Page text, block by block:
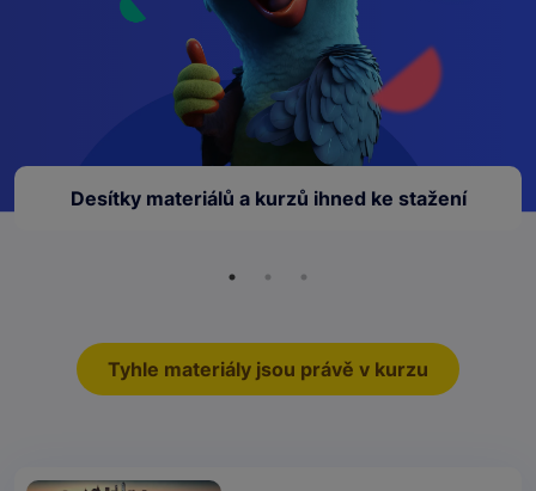
Desítky materiálů a kurzů ihned ke stažení
Tyhle materiály jsou právě v kurzu